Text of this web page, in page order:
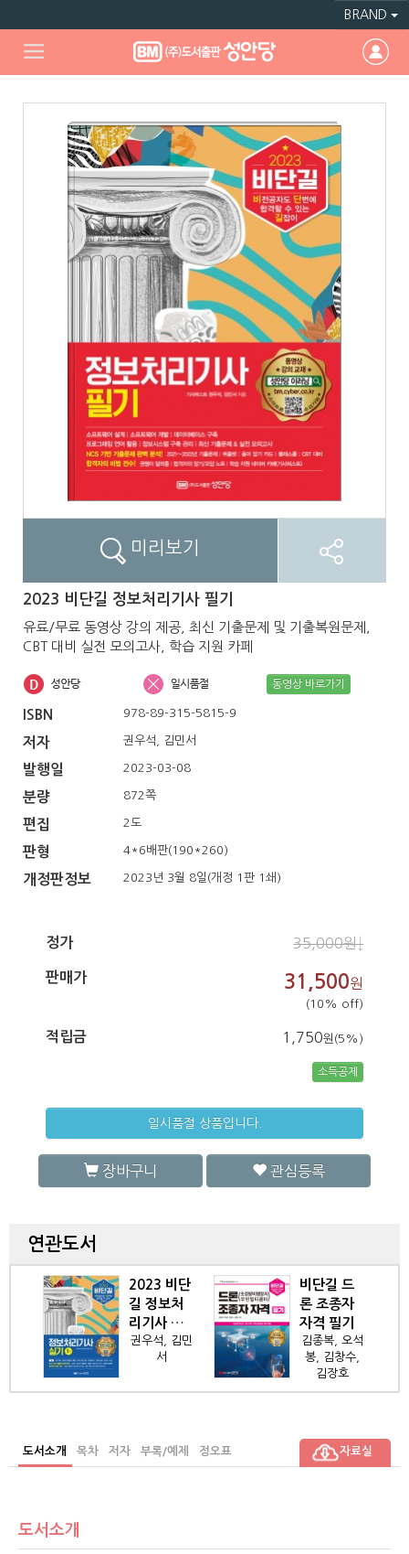
BRAND
미리보기
2023 비단길 정보처리기사 필기
유료/무료 동영상 강의 제공, 최신 기출문제 및 기출복원문제,
CBT 대비 실전 모의고사, 학습 지원 카페
동영상 바로가기
ISBN 978-89-315-5815-9
저자 권우석, 김민서
발행일 2023-03-08
분량 872쪽
편집 2도
판형 4*6배판(190*260)
개정판정보 2023년 3월 8일(개정 1판 1쇄)
정가 35,000원↓
판매가 31,500원
(10% off)
적립금 1,750원(5%)
소득공제
일시품절 상품입니다.
장바구니 관심등록
연관도서
2023 비단
길 정보처
리기사 실
기
권우석, 김민
서
비단길 드
론 조종자
자격 필기
김종복, 오석
봉, 김창수,
김장호
도서소개 목차 저자 부록/예제 정오표 자료실
도서소개